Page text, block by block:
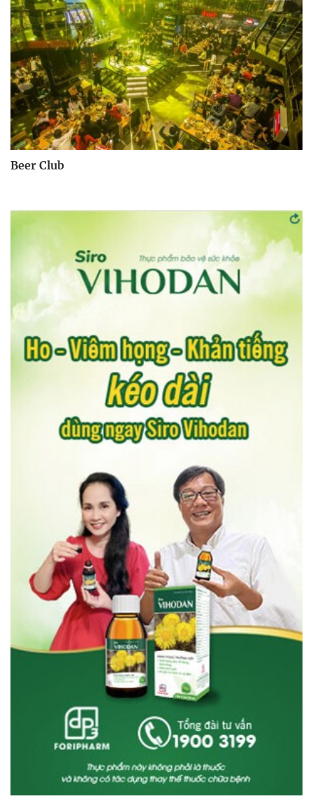
Beer Club